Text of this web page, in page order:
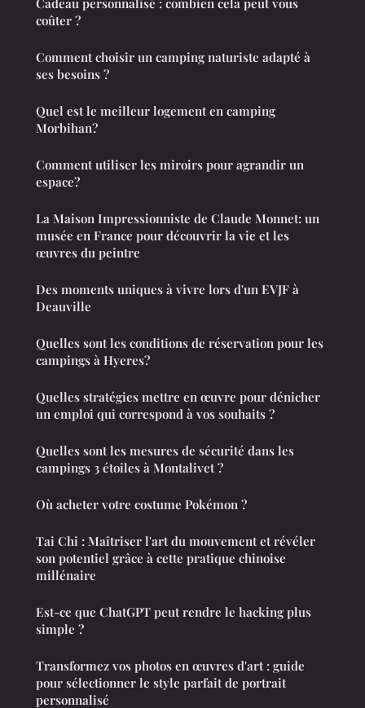
coûter ?
Comment choisir un camping naturiste adapté à
ses besoins ?
Quel est le meilleur logement en camping
Morbihan?
Comment utiliser les miroirs pour agrandir un
espace?
La Maison Impressionniste de Claude Monnet: un
musée en France pour découvrir la vie et les
œuvres du peintre
Des moments uniques à vivre lors d'un EVJF à
Deauville
Quelles sont les conditions de réservation pour les
campings à Hyeres?
Quelles stratégies mettre en œuvre pour dénicher
un emploi qui correspond à vos souhaits ?
Quelles sont les mesures de sécurité dans les
campings 3 étoiles à Montalivet ?
Où acheter votre costume Pokémon ?
Tai Chi : Maîtriser l'art du mouvement et révéler
son potentiel grâce à cette pratique chinoise
millénaire
Est-ce que ChatGPT peut rendre le hacking plus
simple ?
Transformez vos photos en œuvres d'art : guide
pour sélectionner le style parfait de portrait
personnalisé